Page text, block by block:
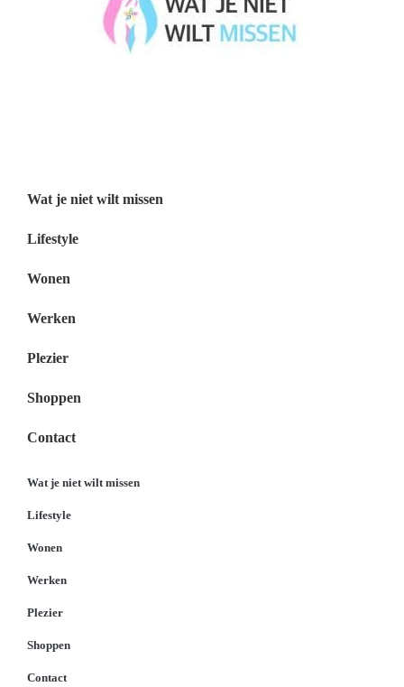
Wat je niet wilt missen
Lifestyle
Wonen
Werken
Plezier
Shoppen
Contact
Wat je niet wilt missen
Lifestyle
Wonen
Werken
Plezier
Shoppen
Contact